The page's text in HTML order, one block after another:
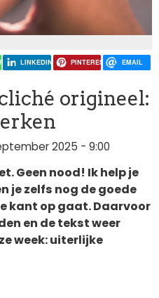
LINKEDIN PINTEREST EMAIL
origineel:
2025 - 9:00
Geen nood! Ik help je
je zelfs nog de goede
kant op gaat. Daarvoor
en de tekst weer
week: uiterlijke